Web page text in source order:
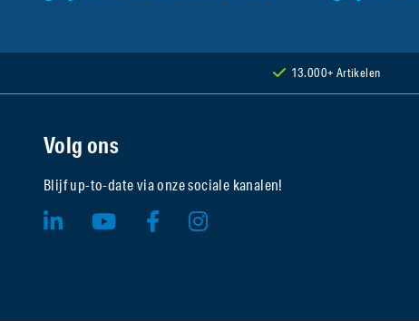
13.000+ Artikelen
Volg ons
Blijf up-to-date via onze sociale kanalen!